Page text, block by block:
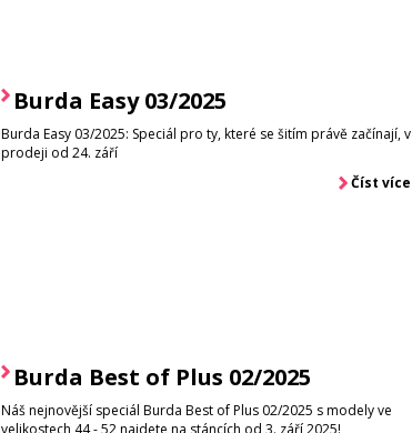
Burda Easy 03/2025
Burda Easy 03/2025: Speciál pro ty, které se šitím právě začínají, v
prodeji od 24. září
Číst více
Burda Best of Plus 02/2025
Náš nejnovější speciál Burda Best of Plus 02/2025 s modely ve
velikostech 44 - 52 najdete na stáncích od 3. září 2025!